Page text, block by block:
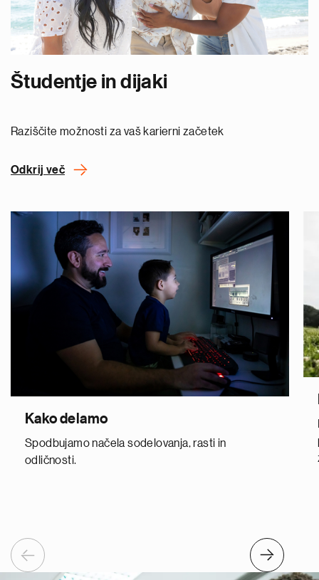
Študentje in dijaki
Raziščite možnosti za vaš karierni začetek
Odkrij več
Previous Next
Kako delamo
Spodbujamo načela sodelovanja, rasti in
odličnosti.